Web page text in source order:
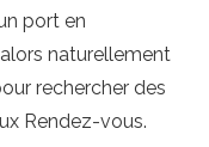
port en
naturellement
rechercher des
Rendez-vous.